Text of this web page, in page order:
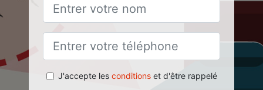
J'accepte les conditionset d'être rappelé